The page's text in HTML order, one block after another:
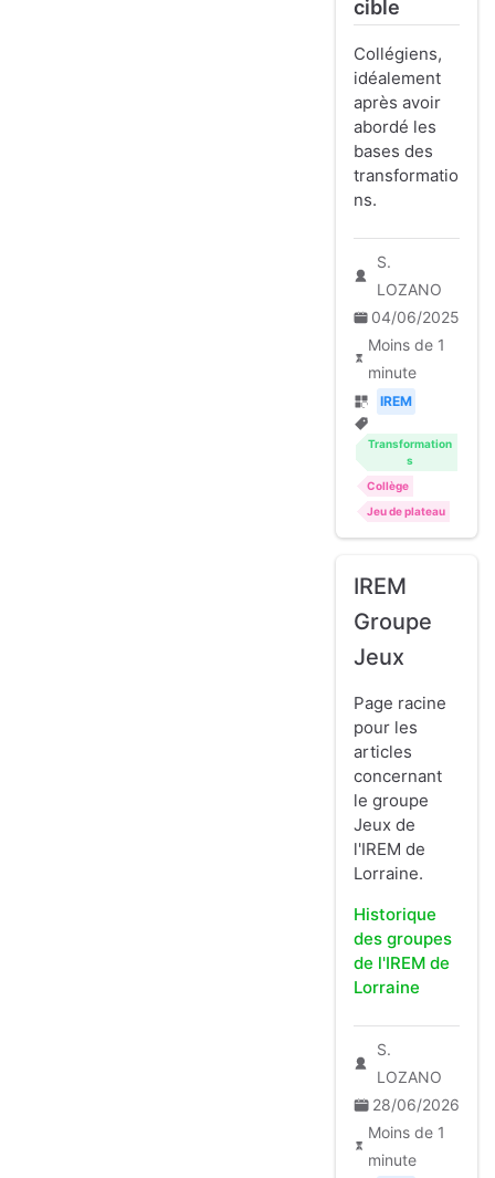
cible
Collégiens,
idéalement
après avoir
abordé les
bases des
transformatio
ns.
S.
LOZANO
04/06/2025
Moins de 1
minute
IREM
Transformation
s
Collège
Jeu de plateau
IREM
Groupe
Jeux
Page racine
pour les
articles
concernant
le groupe
Jeux de
l'IREM de
Lorraine.
Historique
des groupes
de l'IREM de
Lorraine
S.
LOZANO
28/06/2026
Moins de 1
minute